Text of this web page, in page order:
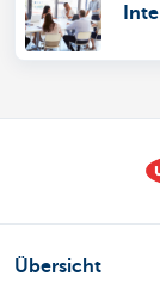
Übersicht